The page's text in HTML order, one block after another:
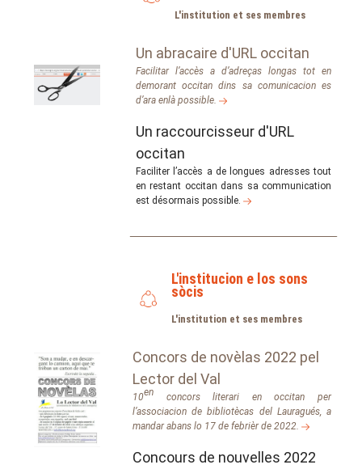
L'institution et ses membres
Un abracaire d'URL occitan
Facilitar l’accès a d’adreças longas tot en
demorant occitan dins sa comunicacion es
d’ara enlà possible.
Un raccourcisseur d'URL
occitan
Faciliter l’accès a de longues adresses tout
en restant occitan dans sa communication
est désormais possible.
L'institucion e los sons
sòcis
L'institution et ses membres
Concors de novèlas 2022 pel
Lector del Val
10en concors literari en occitan per
l’associacion de bibliotècas del Lauragués, a
mandar abans lo 17 de febrièr de 2022.
Concours de nouvelles 2022